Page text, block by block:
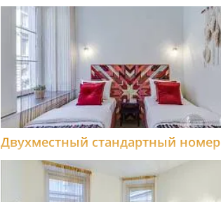
Двухместный стандартный номер